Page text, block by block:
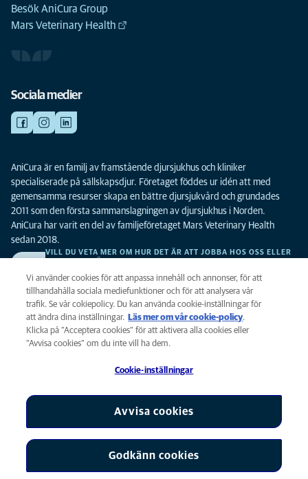
Besök AniCura Group
Mars Veterinary Health
Sociala medier
AniCura är en familj av framstående djursjukhus och kliniker
specialiserade på sällskapsdjur. Företaget föddes ur idén att med
gemensamma resurser skapa en bättre djursjukvård och grundades
2011 som den första sammanslagningen av djursjukhus i Norden.
AniCura har varit en del av familjeföretaget Mars Veterinary Health
sedan 2018.
VILL DU VETA MER OM HUR DET ÄR ATT JOBBA HOS OSS ELLER
Integritet
Legalt
AniCura är ett dotterbolag till Mars, Inc © 2026
Cookie-inställningar
Vi använder cookies för att anpassa innehåll och annonser, för att
tillhandahålla sociala mediefunktioner och för att analysera vår
trafik. Se vår cokiepolicy. Du kan använda cookie-inställningar för
att ändra dina inställningar.
Läs mer om vår cookie-policy(opens in a
new tab)
.
Klicka på ”Acceptera cookies” för att aktivera alla cookies eller
”Avvisa cookies” om du inte vill ha dem.
Cookie-inställningar
Avvisa cookies
Godkänn cookies